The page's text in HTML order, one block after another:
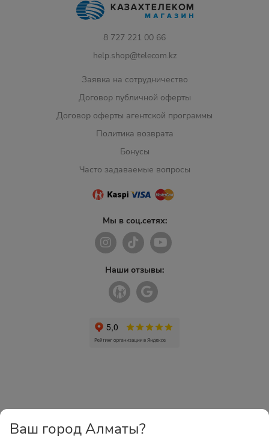
8 727 221 00 66
help.shop@telecom.kz
Заявка на сотрудничество
Договор публичной оферты
Договор оферты агентской программы
Политика возврата
Бонусы
Часто задаваемые вопросы
Мы в соц.сетях:
Наши отзывы:
Ваш город Алматы?